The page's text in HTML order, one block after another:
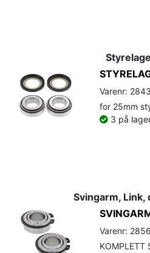
Varenr:
for 25mm
3 på
Svingarm, Link,
Varenr:
KOMPLETT